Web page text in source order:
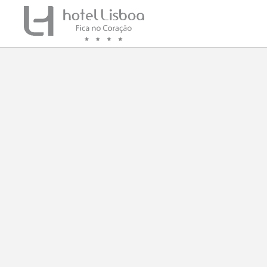
Avenida Da Liberdade de Hotel Lisboa em Lisboa. Site Oficial.